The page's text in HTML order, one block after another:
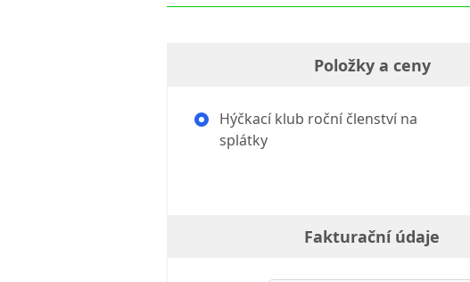
Položky a ceny
Hýčkací klub roční členství na
splátky
Fakturační údaje